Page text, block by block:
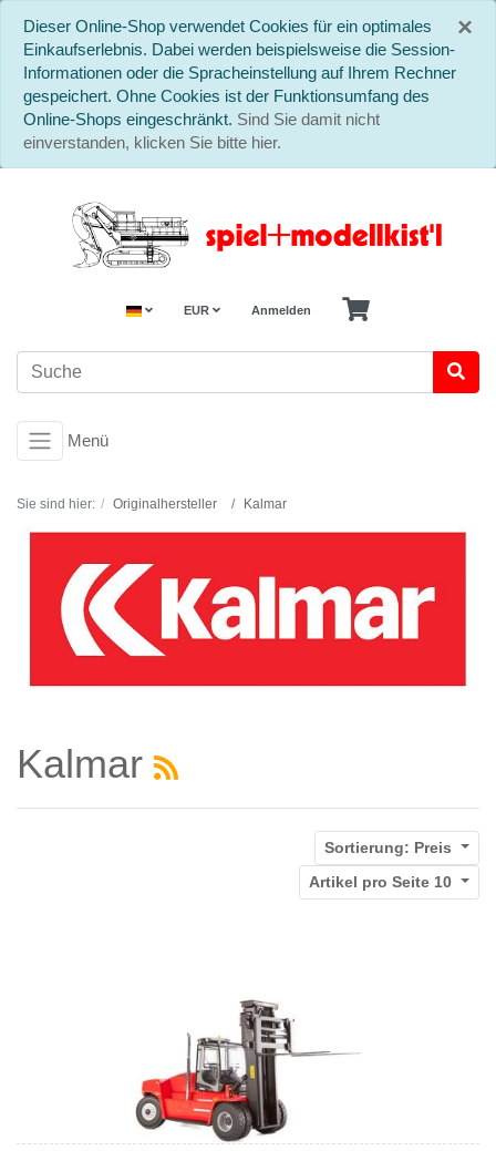
×
Dieser Online-Shop verwendet Cookies für ein optimales
Einkaufserlebnis. Dabei werden beispielsweise die Session-
Informationen oder die Spracheinstellung auf Ihrem Rechner
gespeichert. Ohne Cookies ist der Funktionsumfang des
Online-Shops eingeschränkt. Sind Sie damit nicht
einverstanden, klicken Sie bitte hier.
EUR Anmelden
Menü
Sie sind hier: Originalhersteller Kalmar
Kalmar
Sortierung: Preis
Artikel pro Seite 10